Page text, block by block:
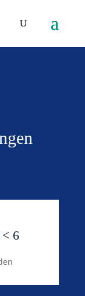
6